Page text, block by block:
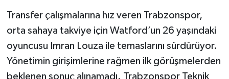
Transfer çalışmalarına hız veren Trabzonspor,
orta sahaya takviye için Watford’un 26 yaşındaki
oyuncusu Imran Louza ile temaslarını sürdürüyor.
Yönetimin girişimlerine rağmen ilk görüşmelerden
beklenen sonuç alınamadı. Trabzonspor Teknik